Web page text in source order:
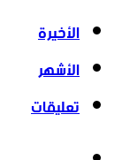
الأخيرة
الأشهر
تعليقات